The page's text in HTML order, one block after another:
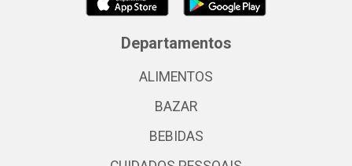
Departamentos
ALIMENTOS
BAZAR
BEBIDAS